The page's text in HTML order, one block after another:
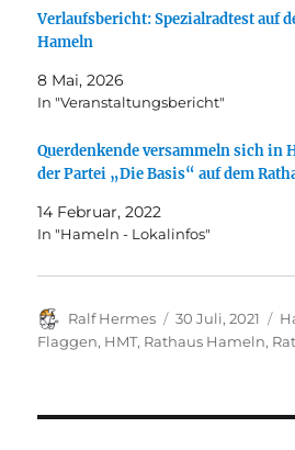
Verlaufsbericht: Spezialradtest auf
Hameln
8 Mai, 2026
In "Veranstaltungsbericht"
Querdenkende versammeln sich in
der Partei „Die Basis“ auf dem
14 Februar, 2022
In "Hameln - Lokalinfos"
Autor
Ralf Hermes
Veröffentlicht
am
30 Juli, 2021
Flaggen, HMT, Rathaus Hameln,